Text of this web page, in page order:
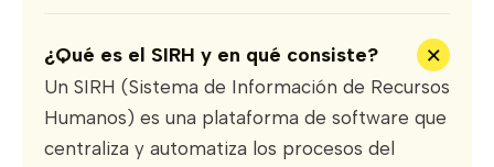
¿Qué es el SIRH y en qué consiste? +
Un SIRH (Sistema de Información de Recursos
Humanos) es una plataforma de software que
centraliza y automatiza los procesos del